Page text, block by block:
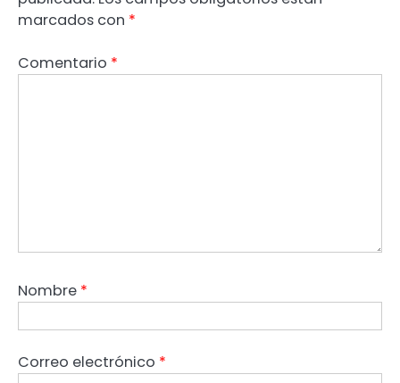
marcados con *
Comentario *
Nombre *
Correo electrónico *